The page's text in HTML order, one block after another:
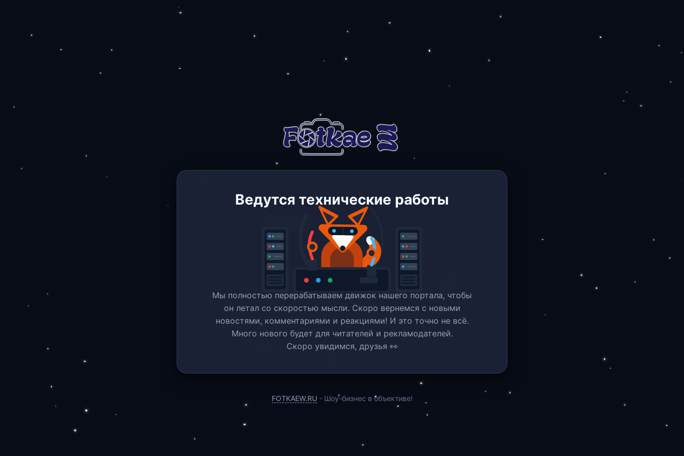
Ведутся технические работы
Мы полностью перерабатываем движок нашего портала, чтобы
он летал со скоростью мысли. Скоро вернемся c новыми
новостями, комментариями и реакциями! И это точно не всё.
Много нового будет для читателей и рекламодателей.
Скоро увидимся, друзья 👀
FOTKAEW.RU - Шоу-бизнес в объективе!